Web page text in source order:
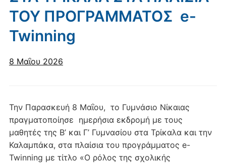
ΤΟΥ ΠΡΟΓΡΑΜΜΑΤΟΣ e-
Twinning
8 Μαΐου 2026
Την Παρασκευή 8 Μαΐου, το Γυμνάσιο Νίκαιας
πραγματοποίησε ημερήσια εκδρομή με τους
μαθητές της Β’ και Γ’ Γυμνασίου στα Τρίκαλα και την
Καλαμπάκα, στα πλαίσια του προγράμματος e-
Twinning με τίτλο «Ο ρόλος της σχολικής